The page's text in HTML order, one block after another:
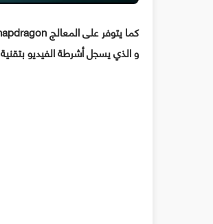
كما يتوفر على المعالج 1.4GHZ Snapdragon بالإضافة إلى 8 جيجا من التخزين الداخلي , كاميرا مصور بقوة 5 megapixels
و الذي يسجل أشرطة الفيديو بتقنية HD , كاميرا أمامية VGA , بالإضافة إلى ويفي WI-Fi و بلوثوت Bluetooth و GPS .